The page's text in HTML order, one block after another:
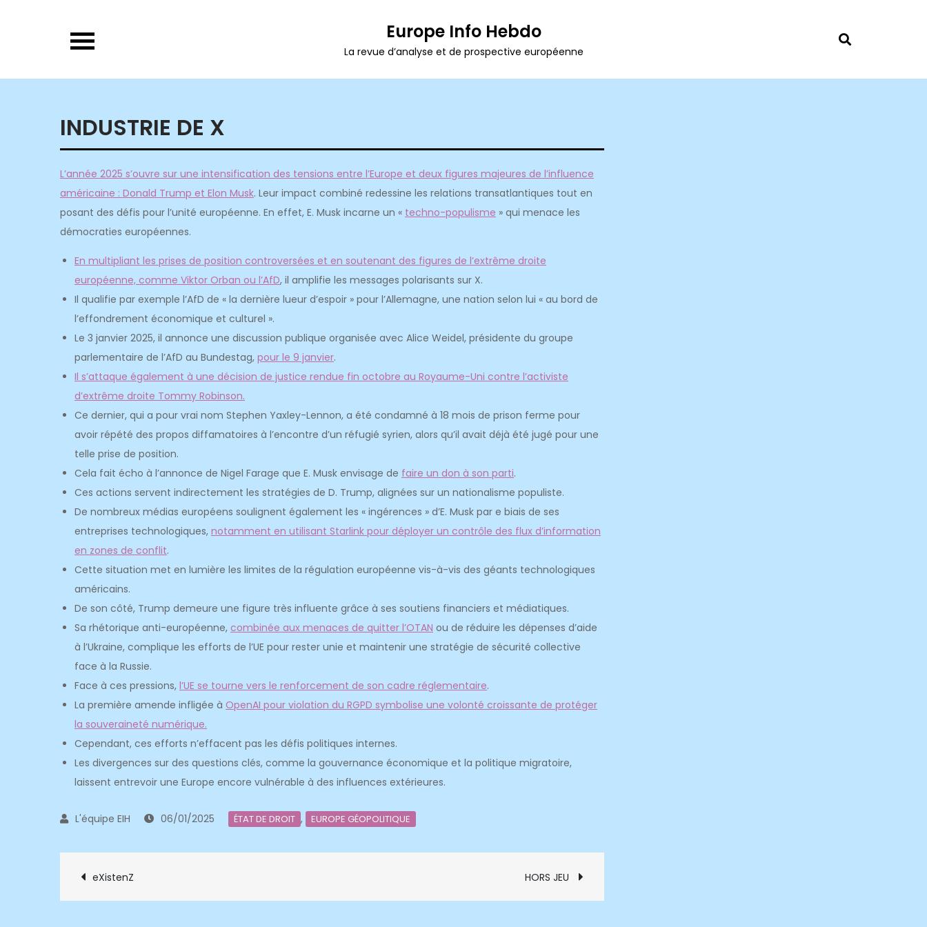
Europe Info Hebdo
La revue d’analyse et de prospective européenne
INDUSTRIE DE X
L’année 2025 s’ouvre sur une intensification des tensions entre l’Europe et deux figures majeures de l’influence
américaine : Donald Trump et Elon Musk. Leur impact combiné redessine les relations transatlantiques tout en
posant des défis pour l’unité européenne. En effet, E. Musk incarne un « techno-populisme » qui menace les
démocraties européennes.
En multipliant les prises de position controversées et en soutenant des figures de l’extrême droite
européenne, comme Viktor Orban ou l’AfD, il amplifie les messages polarisants sur X.
Il qualifie par exemple l’AfD de « la dernière lueur d’espoir » pour l’Allemagne, une nation selon lui « au bord de
l’effondrement économique et culturel ».
Le 3 janvier 2025, il annonce une discussion publique organisée avec Alice Weidel, présidente du groupe
parlementaire de l’AfD au Bundestag, pour le 9 janvier.
Il s’attaque également à une décision de justice rendue fin octobre au Royaume-Uni contre l’activiste
d’extrême droite Tommy Robinson.
Ce dernier, qui a pour vrai nom Stephen Yaxley-Lennon, a été condamné à 18 mois de prison ferme pour
avoir répété des propos diffamatoires à l’encontre d’un réfugié syrien, alors qu’il avait déjà été jugé pour une
telle prise de position.
Cela fait écho à l’annonce de Nigel Farage que E. Musk envisage de faire un don à son parti.
Ces actions servent indirectement les stratégies de D. Trump, alignées sur un nationalisme populiste.
De nombreux médias européens soulignent également les « ingérences » d’E. Musk par e biais de ses
entreprises technologiques, notamment en utilisant Starlink pour déployer un contrôle des flux d’information
en zones de conflit.
Cette situation met en lumière les limites de la régulation européenne vis-à-vis des géants technologiques
américains.
De son côté, Trump demeure une figure très influente grâce à ses soutiens financiers et médiatiques.
Sa rhétorique anti-européenne, combinée aux menaces de quitter l’OTAN ou de réduire les dépenses d’aide
à l’Ukraine, complique les efforts de l’UE pour rester unie et maintenir une stratégie de sécurité collective
face à la Russie.
Face à ces pressions, l’UE se tourne vers le renforcement de son cadre réglementaire.
La première amende infligée à OpenAI pour violation du RGPD symbolise une volonté croissante de protéger
la souveraineté numérique.
Cependant, ces efforts n’effacent pas les défis politiques internes.
Les divergences sur des questions clés, comme la gouvernance économique et la politique migratoire,
laissent entrevoir une Europe encore vulnérable à des influences extérieures.
06/01/2025 ÉTAT DE DROIT , EUROPE GÉOPOLITIQUE
Navigation
eXistenZ HORS JEU